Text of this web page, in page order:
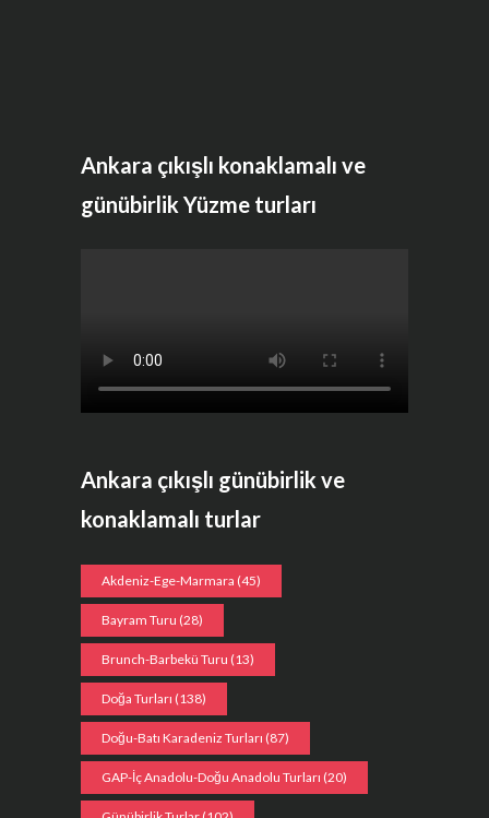
Ankara çıkışlı konaklamalı ve
günübirlik Yüzme turları
Ankara çıkışlı günübirlik ve
konaklamalı turlar
Akdeniz-Ege-Marmara (45)
Bayram Turu (28)
Brunch-Barbekü Turu (13)
Doğa Turları (138)
Doğu-Batı Karadeniz Turları (87)
GAP-İç Anadolu-Doğu Anadolu Turları (20)